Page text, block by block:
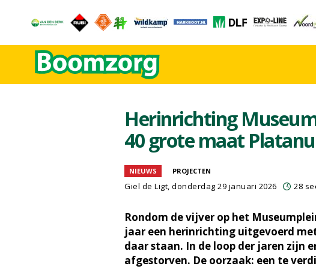
Herinrichting
40 grote maat
NIEUWS PROJECTEN
Giel de Ligt, donderdag 29 januari 2026 28
Rondom de vijver op het
jaar een herinrichting uitgevoerd
daar staan. In de loop der jaren zijn
afgestorven. De oorzaak: een te